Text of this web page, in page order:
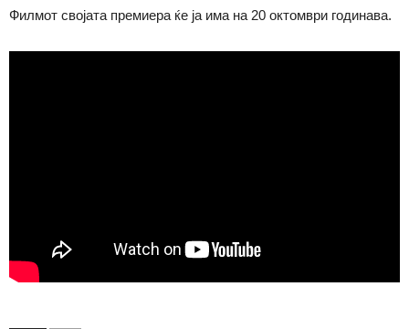
Филмот својата премиера ќе ја има на 20 октомври годинава.